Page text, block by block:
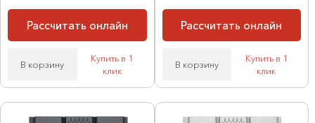
Рассчитать онлайн
В корзину
Купить в 1
клик
Рассчитать онлайн
В корзину
Купить в 1
клик